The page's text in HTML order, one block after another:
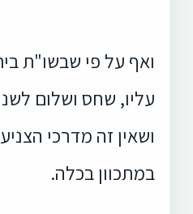
ואף על פי שבשו"ת
עליו, שחס ושלום
ושאין זה מדרכי
במתכוון בכלה.